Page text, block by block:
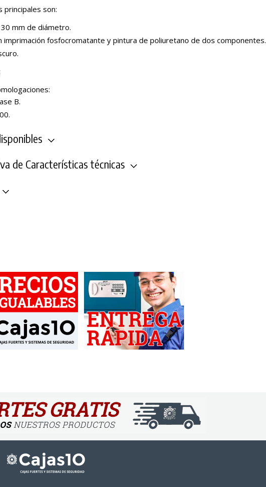
principales son:
mm de diámetro.
imprimación fosfocromatante y pintura de poliuretano de dos componentes.
B.
de Características técnicas